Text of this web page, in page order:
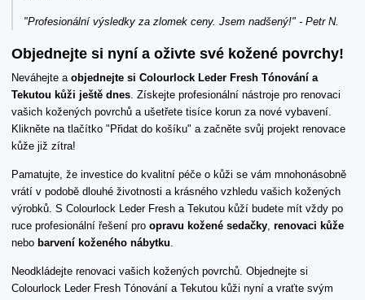
"Profesionální výsledky za zlomek ceny. Jsem nadšený!" - Petr N.
Objednejte si nyní a oživte své kožené povrchy!
Neváhejte a objednejte si Colourlock Leder Fresh Tónování a
Tekutou kůži ještě dnes. Získejte profesionální nástroje pro renovaci
vašich kožených povrchů a ušetřete tisíce korun za nové vybavení.
Klikněte na tlačítko "Přidat do košíku" a začněte svůj projekt renovace
kůže již zítra!
Pamatujte, že investice do kvalitní péče o kůži se vám mnohonásobně
vrátí v podobě dlouhé životnosti a krásného vzhledu vašich kožených
výrobků. S Colourlock Leder Fresh a Tekutou kůží budete mít vždy po
ruce profesionální řešení pro opravu kožené sedačky, renovaci kůže
nebo barvení koženého nábytku.
Neodkládejte renovaci vašich kožených povrchů. Objednejte si
Colourlock Leder Fresh Tónování a Tekutou kůži nyní a vraťte svým